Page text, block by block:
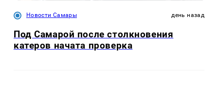
Новости Самары день назад
Под Самарой после столкновения
катеров начата проверка